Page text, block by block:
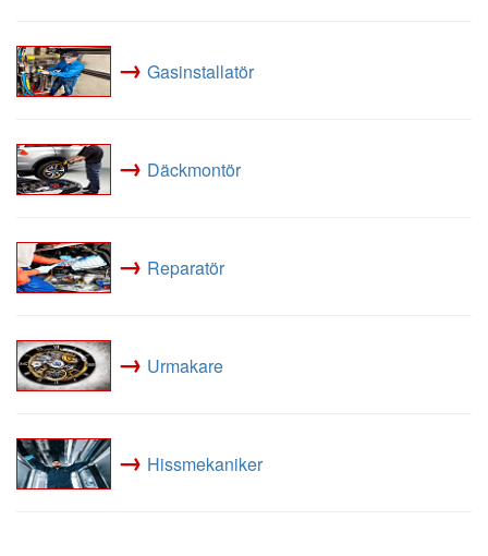
→ Gasinstallatör
→ Däckmontör
→ Reparatör
→ Urmakare
→ Hissmekaniker